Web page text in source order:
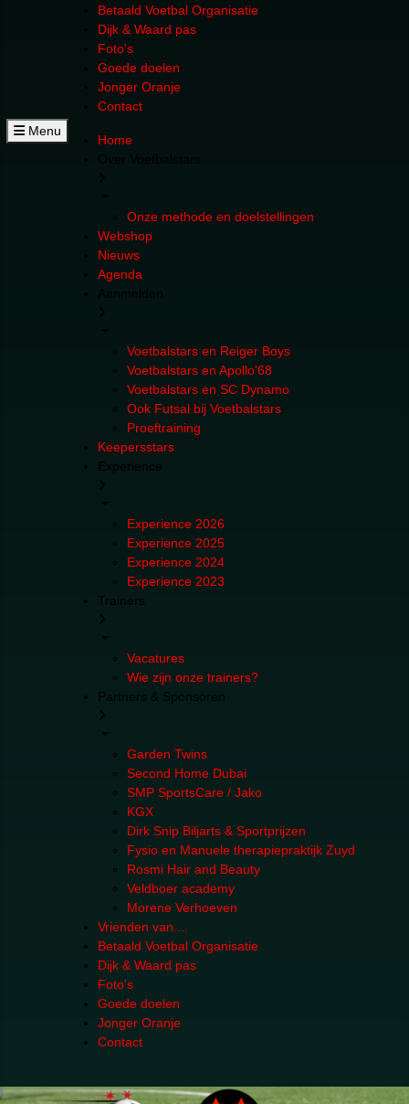
Menu
Betaald Voetbal Organisatie
Dijk & Waard pas
Foto's
Goede doelen
Jonger Oranje
Contact
Home
Onze methode en doelstellingen
Webshop
Nieuws
Agenda
Voetbalstars en Reiger Boys
Voetbalstars en Apollo'68
Voetbalstars en SC Dynamo
Ook Futsal bij Voetbalstars
Proeftraining
Keepersstars
Experience 2026
Experience 2025
Experience 2024
Experience 2023
Trainers
Vacatures
Wie zijn onze trainers?
Partners & Sponsoren
Garden Twins
Second Home Dubai
SMP SportsCare / Jako
KGX
Dirk Snip Biljarts & Sportprijzen
Fysio en Manuele therapiepraktijk Zuyd
Rosmi Hair and Beauty
Veldboer academy
Morene Verhoeven
Vrienden van....
Betaald Voetbal Organisatie
Dijk & Waard pas
Foto's
Goede doelen
Jonger Oranje
Contact